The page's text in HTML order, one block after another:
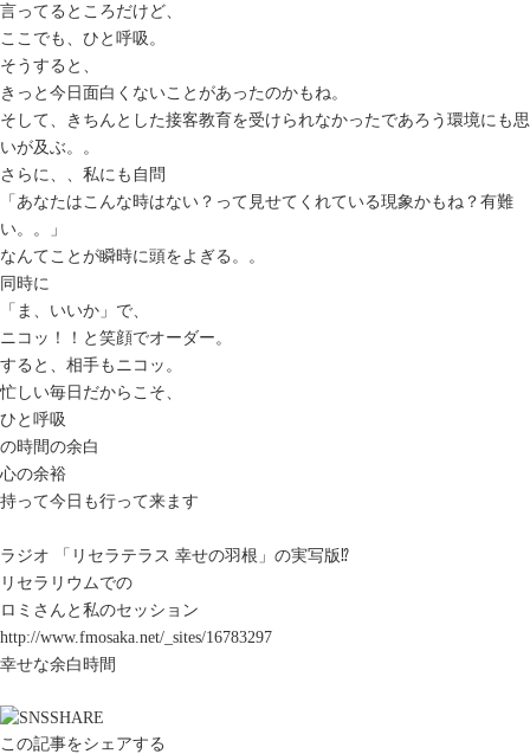
言ってるところだけど、
ここでも、ひと呼吸。
そうすると、
きっと今日面白くないことがあったのかもね。
そして、きちんとした接客教育を受けられなかったであろう環境にも思
いが及ぶ。。
さらに、、私にも自問
「あなたはこんな時はない？って見せてくれている現象かもね？有難
い。。」
なんてことが瞬時に頭をよぎる。。
同時に
「ま、いいか」で、
ニコッ！！と笑顔でオーダー。
すると、相手もニコッ。
忙しい毎日だからこそ、
ひと呼吸
の時間の余白
心の余裕
持って今日も行って来ます
ラジオ 「リセラテラス 幸せの羽根」の実写版⁉️
リセラリウムでの
ロミさんと私のセッション
http://www.fmosaka.net/_sites/16783297
幸せな余白時間
この記事をシェアする